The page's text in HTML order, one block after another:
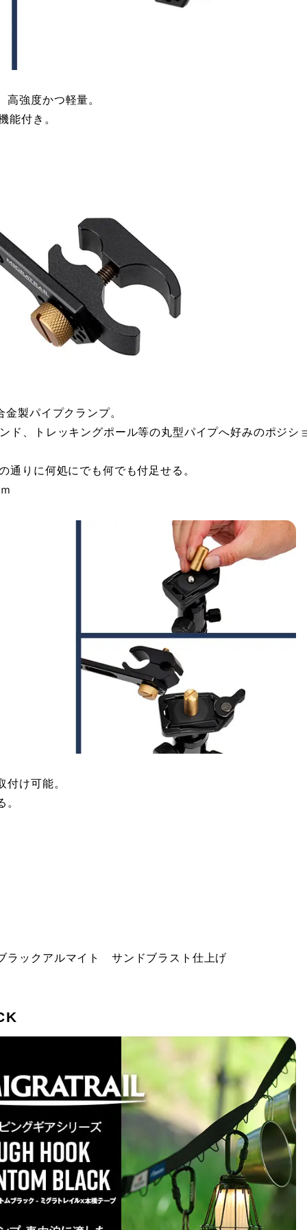
強度かつ軽量。
能付き。
製パイプクランプ。
ド、トレッキングポール等の丸型パイプへ好みのポジシ
通りに何処にでも何でも付足せる。
け可能。
。
ラックアルマイト サンドブラスト仕上げ